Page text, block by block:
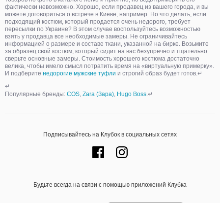
фактически невозможно. Хорошо, если продавец из вашего города, и вы
можете договориться о встрече в Киеве, например. Но что делать, если
подходящий костюм, который продается очень недорого, требует
пересылки по Украине? В этом случае воспользуйтесь возможностью
взять у продавца все необходимые замеры. Не ограничивайтесь
информацией о размере и составе ткани, указанной на бирке. Возьмите
за образец свой костюм, который сидит на вас безупречно и тщательно
сверьте основные замеры. Стоимость хорошего костюма достаточно
велика, чтобы имело смысл потратить время на «виртуальную примерку».
И подберите недорогие мужские туфли и строгий образ будет готов.↵
↵
Популярные бренды: COS, Zara (Зара), Hugo Boss.↵
Подписывайтесь на Клубок в социальных сетях
Будьте всегда на связи с помощью приложений Клубка